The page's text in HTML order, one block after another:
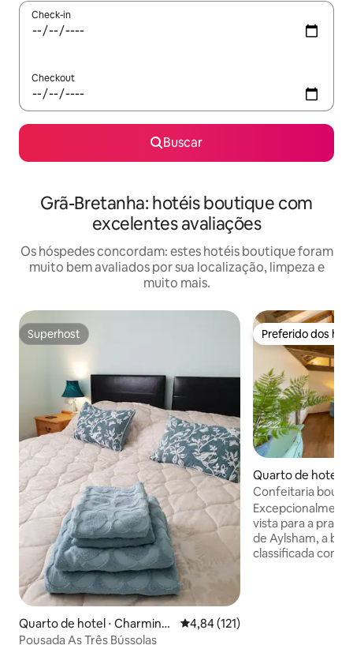
Check-in
Checkout
Buscar
Grã-Bretanha: hotéis boutique com
excelentes avaliações
Os hóspedes concordam: estes hotéis boutique foram
muito bem avaliados por sua localização, limpeza e
muito mais.
Superhost
Superhost
Quarto de hotel ⋅ Charminst
er
4,84 de uma avaliação média de
4,84 (121)
Pousada As Três Bússolas
Preferido dos
Preferido dos
Quarto de hotel ⋅
Confeitaria
como Grau 2
vista para a
de Aylsham, a
classificada